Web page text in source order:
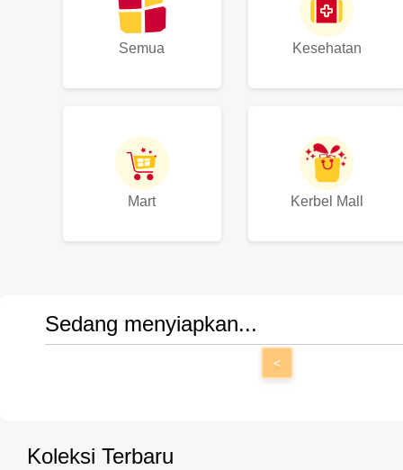
Semua Kesehatan
Mart Kerbel Mall
Sedang menyiapkan...
<
Koleksi Terbaru